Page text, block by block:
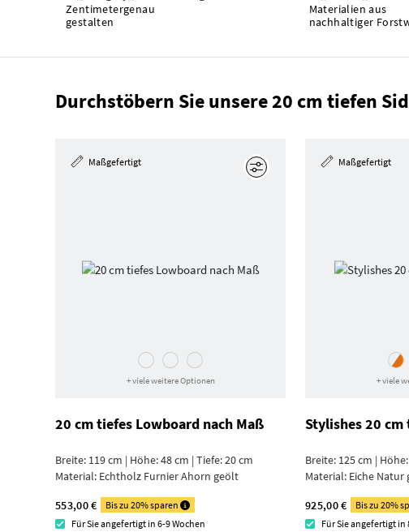
Zentimetergenau
gestalten
Materialien aus
nachhaltiger
Durchstöbern Sie unsere 20 cm tiefen
Maßgefertigt
+ viele weitere Optionen
20 cm tiefes Lowboard nach Maß
Breite: 119 cm | Höhe: 48 cm | Tiefe: 20 cm
Material: Echtholz Furnier Ahorn geölt
553,00 €
Bis zu 20% sparen
Für Sie angefertigt in 6-9 Wochen
Maßgefertigt
+ viele
Stylishes 20
Breite: 125 cm |
Material: Eiche Natur
925,00 €
Bis zu 20%
Für Sie angefertigt in